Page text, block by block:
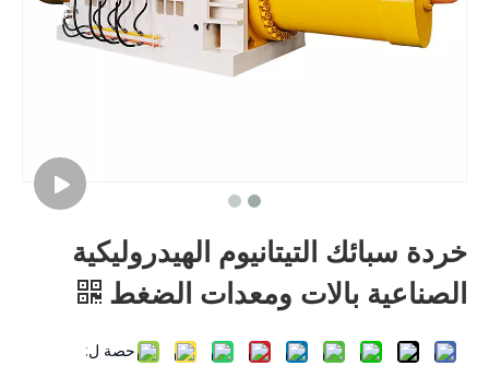
خردة سبائك التيتانيوم الهيدروليكية
الصناعية بالات ومعدات الضغط
حصة ل: